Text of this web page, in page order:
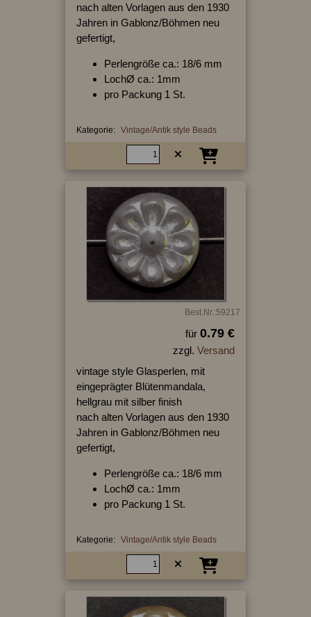
nach alten Vorlagen aus den 1930
Jahren in Gablonz/Böhmen neu
gefertigt,
Perlengröße ca.: 18/6 mm
LochØ ca.: 1mm
pro Packung 1 St.
Kategorie: Vintage/Antik style Beads
Best.Nr.:59217
für 0.79 €
zzgl. Versand
vintage style Glasperlen, mit
eingeprägter Blütenmandala,
hellgrau mit silber finish
nach alten Vorlagen aus den 1930
Jahren in Gablonz/Böhmen neu
gefertigt,
Perlengröße ca.: 18/6 mm
LochØ ca.: 1mm
pro Packung 1 St.
Kategorie: Vintage/Antik style Beads